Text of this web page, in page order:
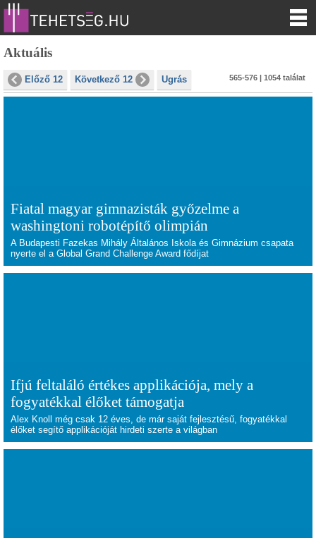
Aktuális
Előző 12 Következő 12 Ugrás 565-576 | 1054 találat
Fiatal magyar gimnazisták győzelme a
washingtoni robotépítő olimpián
A Budapesti Fazekas Mihály Általános Iskola és Gimnázium csapata
nyerte el a Global Grand Challenge Award fődíjat
Ifjú feltaláló értékes applikációja, mely a
fogyatékkal élőket támogatja
Alex Knoll még csak 12 éves, de már saját fejlesztésű, fogyatékkal
élőket segítő applikációját hirdeti szerte a világban